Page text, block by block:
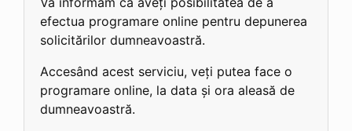
efectua programare online pentru depunerea
solicitărilor dumneavoastră.
Accesând acest serviciu, veți putea face o
programare online, la data și ora aleasă de
dumneavoastră.